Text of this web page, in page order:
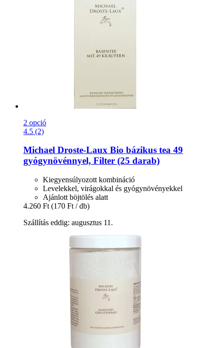
2 opció
4.5 (2)
Michael Droste-Laux Bio bázikus tea 49
gyógynövénnyel, Filter (25 darab)
Kiegyensúlyozott kombináció
Levelekkel, virágokkal és gyógynövényekkel
Ajánlott böjtölés alatt
4.260 Ft (170 Ft / db)
Szállítás eddig: augusztus 11.